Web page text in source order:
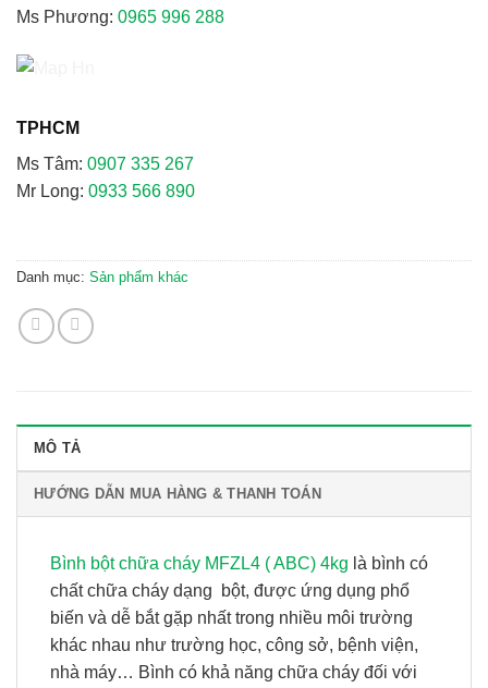
Ms Phương: 0965 996 288
TPHCM
Ms Tâm: 0907 335 267
Mr Long: 0933 566 890
Danh mục: Sản phẩm khác
MÔ TẢ
HƯỚNG DẪN MUA HÀNG & THANH TOÁN
Bình bột chữa cháy MFZL4 ( ABC) 4kg là bình có
chất chữa cháy dạng bột, được ứng dụng phổ
biến và dễ bắt gặp nhất trong nhiều môi trường
khác nhau như trường học, công sở, bệnh viện,
nhà máy… Bình có khả năng chữa cháy đối với